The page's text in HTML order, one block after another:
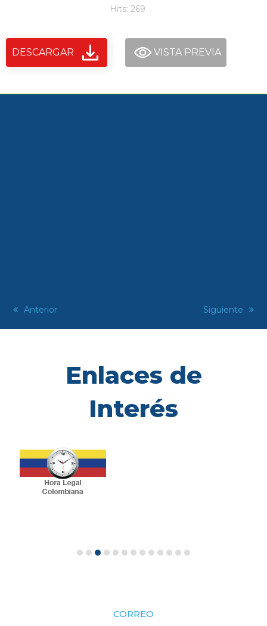
Hits: 269
DESCARGAR VISTA PREVIA
previous
Anterior
next
Siguiente
Enlaces de
Interés
CORREO